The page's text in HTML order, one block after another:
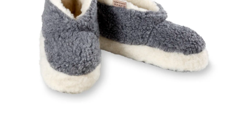
Moje objednávka
FAQ